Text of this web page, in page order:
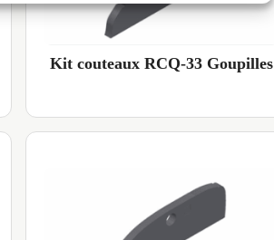
Kit couteaux RCQ-33 Goupilles